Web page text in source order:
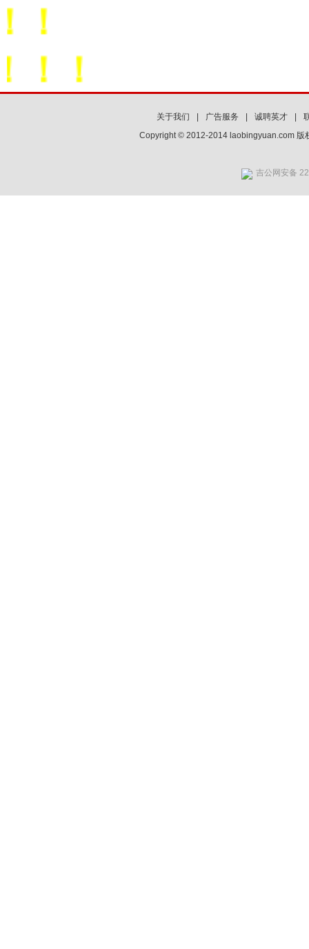
！
关于我们 广告服务 诚聘英才
Copyright © 2012-2014 laobingyuan.com 版
吉公网安备